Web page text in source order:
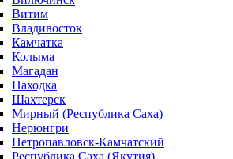
Витим
Владивосток
Камчатка
Колыма
Магадан
Находка
Шахтерск
Мирный (Республика Саха)
Нерюнгри
Петропавловск-Камчатский
Республика Саха (Якутия)